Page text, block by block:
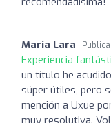
Maria Lara
Experiencia
un título he
súper útiles, pero
mención a Uxue
muy resolutiva.